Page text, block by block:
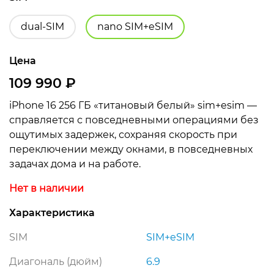
dual-SIM nano SIM+eSIM
Цена
109 990 ₽
iPhone 16 256 ГБ «титановый белый» sim+esim —
справляется с повседневными операциями без
ощутимых задержек, сохраняя скорость при
переключении между окнами, в повседневных
задачах дома и на работе.
Нет в наличии
Характеристика
SIM SIM+eSIM
Диагональ (дюйм) 6.9